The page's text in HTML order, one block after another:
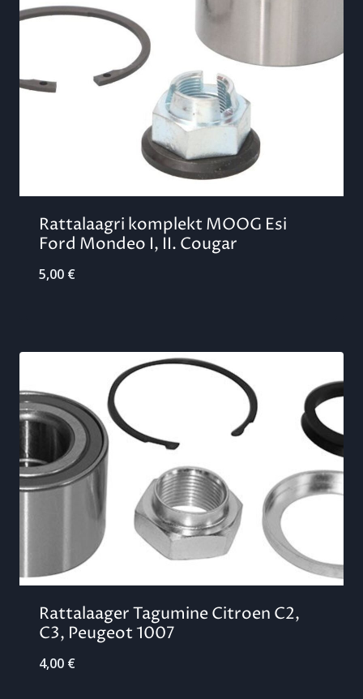
Rattalaagri komplekt MOOG Esi
Ford Mondeo I, II. Cougar
5,00 €
Rattalaager Tagumine Citroen C2,
C3, Peugeot 1007
4,00 €